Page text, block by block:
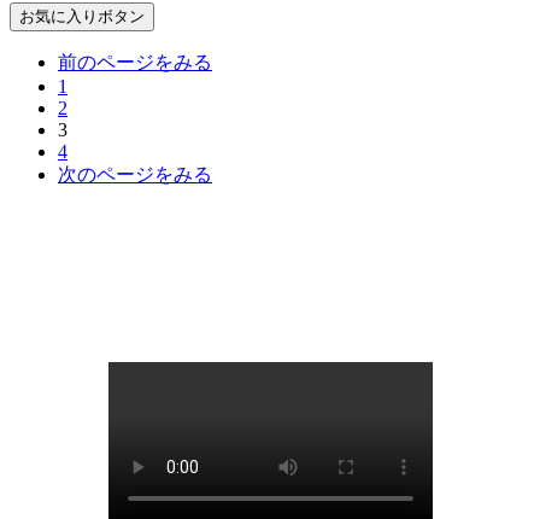
お気に入りボタン
前のページをみる
1
2
3
4
次のページをみる